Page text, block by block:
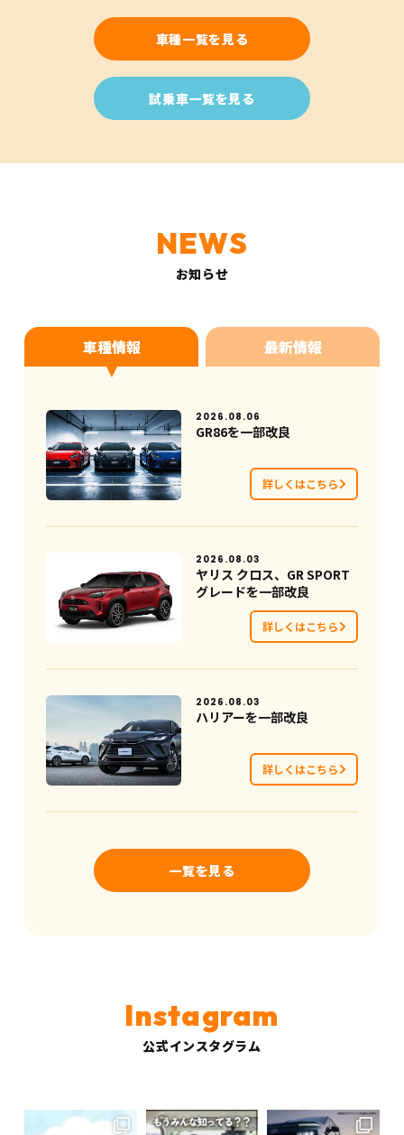
車種一覧を見る
試乗車一覧を見る
お知らせ
車種情報 最新情報
2026.08.06
GR86を一部改良
詳しくはこちら
2026.08.03
ヤリス クロス、GR SPORT
グレードを一部改良
詳しくはこちら
2026.08.03
ハリアーを一部改良
詳しくはこちら
一覧を見る
公式インスタグラム